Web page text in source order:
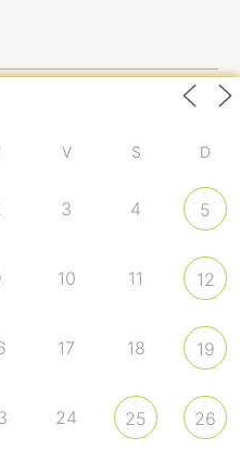
V S D
3 4 5
10 11 12
17 18 19
24 25 26